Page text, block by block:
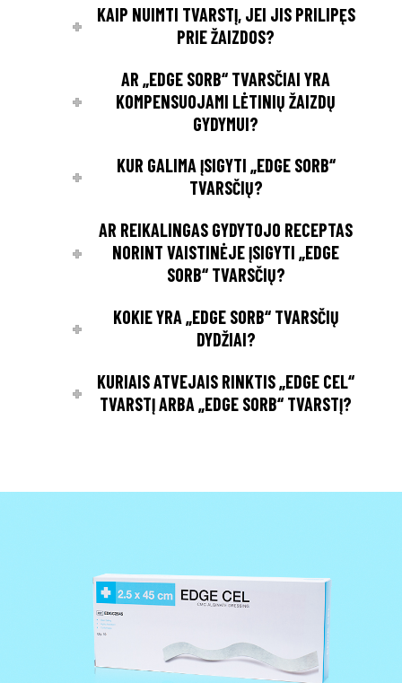
KAIP NUIMTI TVARSTĮ, JEI JIS PRILIPĘS
PRIE ŽAIZDOS?
AR „EDGE SORB“ TVARSČIAI YRA
KOMPENSUOJAMI LĖTINIŲ ŽAIZDŲ
GYDYMUI?
KUR GALIMA ĮSIGYTI „EDGE SORB“
TVARSČIŲ?
AR REIKALINGAS GYDYTOJO RECEPTAS
NORINT VAISTINĖJE ĮSIGYTI „EDGE
SORB“ TVARSČIŲ?
KOKIE YRA „EDGE SORB“ TVARSČIŲ
DYDŽIAI?
KURIAIS ATVEJAIS RINKTIS „EDGE CEL“
TVARSTĮ ARBA „EDGE SORB“ TVARSTĮ?